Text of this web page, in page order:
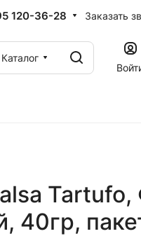
120-36-28 Заказать
Каталог
40гр,